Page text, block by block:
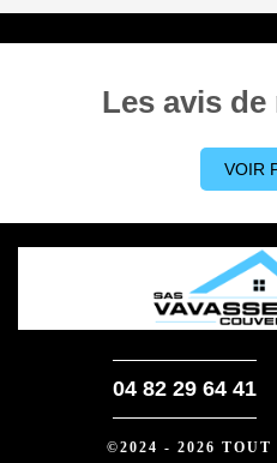
Les avis
VOIR
04 82 29 64 41
©2024 - 2026